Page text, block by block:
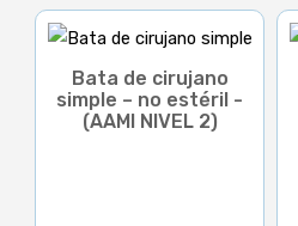
Bata de cirujano
simple – no estéril -
(AAMI NIVEL 2)